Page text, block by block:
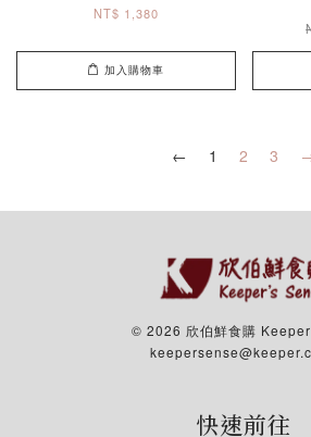
NT$ 1,380
加入購物車
← 1 2 3
© 2026 欣伯鮮食購
快速前往